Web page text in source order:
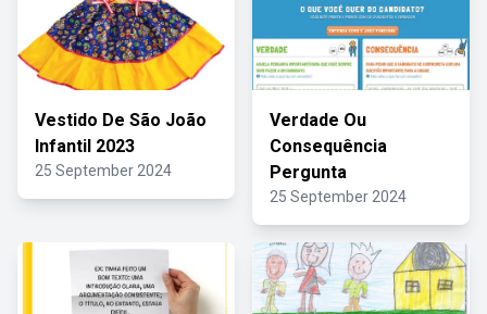
Vestido De São João
Infantil 2023
25 September 2024
Verdade Ou
Consequência
Pergunta
25 September 2024